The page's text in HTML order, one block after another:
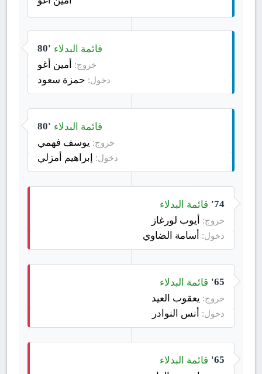
80' قائمة البدلاء
خروج: أمين أغو
دخول: حمزة سعود
80' قائمة البدلاء
خروج: يوسف فهمي
دخول: إبراهيم أمزلي
74' قائمة البدلاء
خروج: أيوب لورغاز
دخول: أسامة الضاوي
65' قائمة البدلاء
خروج: يعقوب العيد
دخول: أنس النوادر
65' قائمة البدلاء